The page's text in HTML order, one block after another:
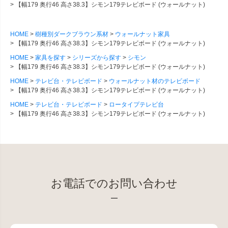
【幅179 奥行46 高さ38.3】シモン179テレビボード (ウォールナット)
HOME 樹種別ダークブラウン系材
ウォールナット家具
【幅179 奥行46 高さ38.3】シモン179テレビボード (ウォールナット)
HOME
家具を探す シリーズから探す
シモン
【幅179 奥行46 高さ38.3】シモン179テレビボード (ウォールナット)
HOME
テレビ台・テレビボード
ウォールナット材のテレビボード
【幅179 奥行46 高さ38.3】シモン179テレビボード (ウォールナット)
HOME
テレビ台・テレビボード
ロータイプテレビ台
【幅179 奥行46 高さ38.3】シモン179テレビボード (ウォールナット)
お電話でのお問い合わせ